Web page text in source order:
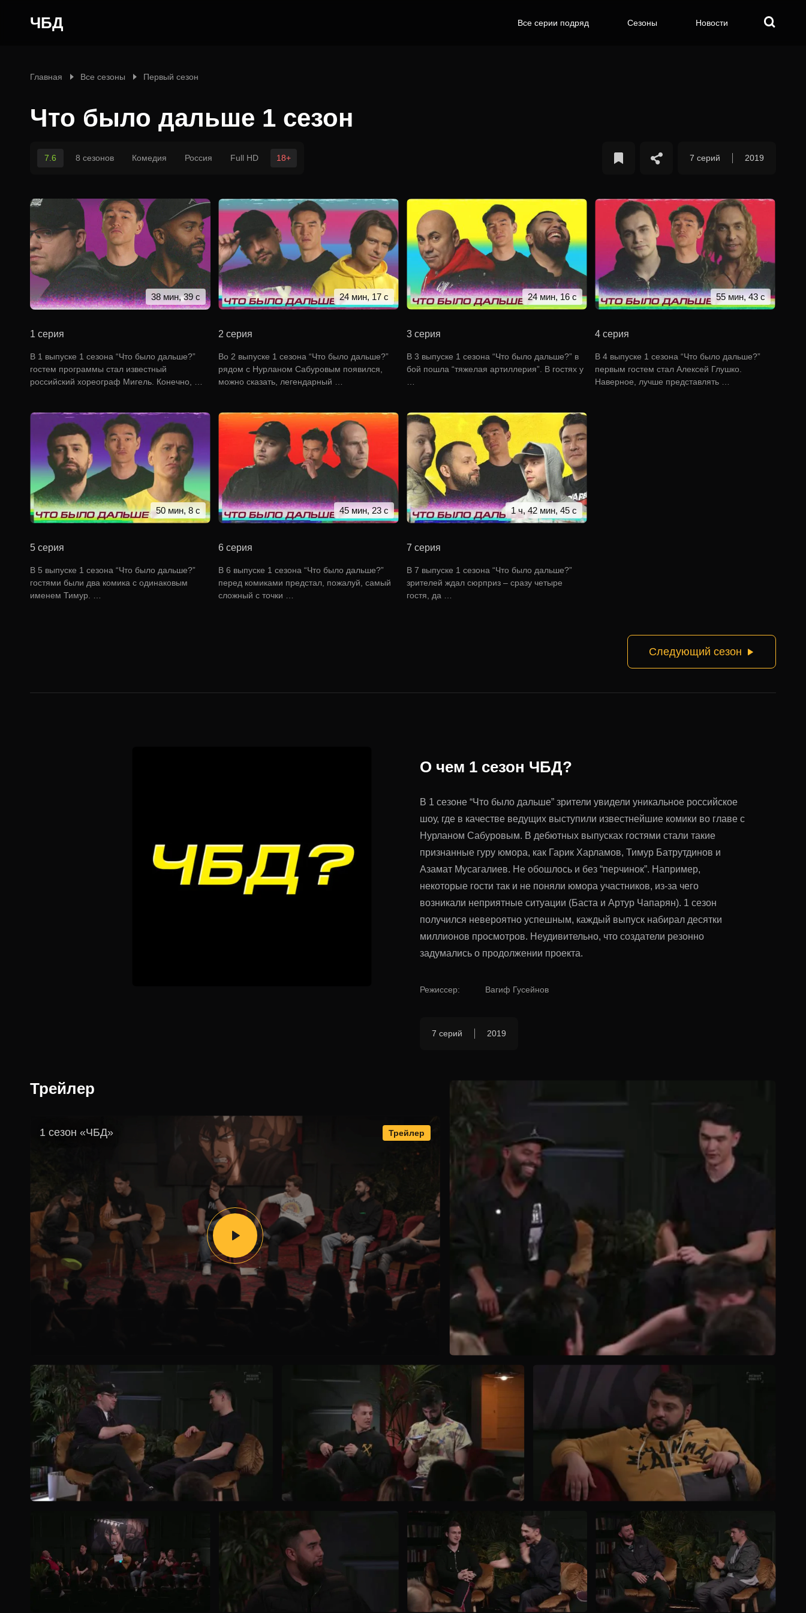
ЧБД Все серии подряд Сезоны Новости
Главная Все сезоны Первый сезон
Что было дальше 1 сезон
7.6 8 сезонов Комедия Россия Full HD 18+ 7 серий 2019
38 мин, 39 с
1 серия
В 1 выпуске 1 сезона “Что было дальше?”
гостем программы стал известный
российский хореограф Мигель. Конечно, …
24 мин, 17 с
2 серия
Во 2 выпуске 1 сезона “Что было дальше?”
рядом с Нурланом Сабуровым появился,
можно сказать, легендарный …
24 мин, 16 с
3 серия
В 3 выпуске 1 сезона “Что было дальше?” в
бой пошла “тяжелая артиллерия”. В гостях у
55 мин, 43 с
4 серия
В 4 выпуске 1 сезона “Что было дальше?”
первым гостем стал Алексей Глушко.
Наверное, лучше представлять …
50 мин, 8 с
5 серия
В 5 выпуске 1 сезона “Что было дальше?”
гостями были два комика с одинаковым
именем Тимур. …
45 мин, 23 с
6 серия
В 6 выпуске 1 сезона “Что было дальше?”
перед комиками предстал, пожалуй, самый
сложный с точки …
1 ч, 42 мин, 45 с
7 серия
В 7 выпуске 1 сезона “Что было дальше?”
зрителей ждал сюрприз – сразу четыре
гостя, да …
Следующий сезон
О чем 1 сезон ЧБД?
В 1 сезоне “Что было дальше” зрители увидели уникальное российское
шоу, где в качестве ведущих выступили известнейшие комики во главе с
Нурланом Сабуровым. В дебютных выпусках гостями стали такие
признанные гуру юмора, как Гарик Харламов, Тимур Батрутдинов и
Азамат Мусагалиев. Не обошлось и без “перчинок”. Например,
некоторые гости так и не поняли юмора участников, из-за чего
возникали неприятные ситуации (Баста и Артур Чапарян). 1 сезон
получился невероятно успешным, каждый выпуск набирал десятки
миллионов просмотров. Неудивительно, что создатели резонно
задумались о продолжении проекта.
Режиссер: Вагиф Гусейнов
7 серий 2019
Трейлер
1 сезон «ЧБД» Трейлер